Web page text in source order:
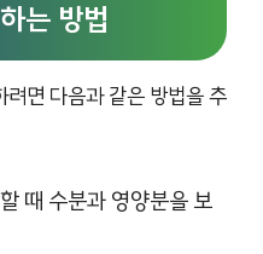
는 방법
면 다음과 같은 방법을 추
때 수분과 영양분을 보